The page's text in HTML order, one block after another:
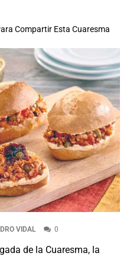
Compartir Esta Cuaresma
VIDAL 0
de la Cuaresma, la